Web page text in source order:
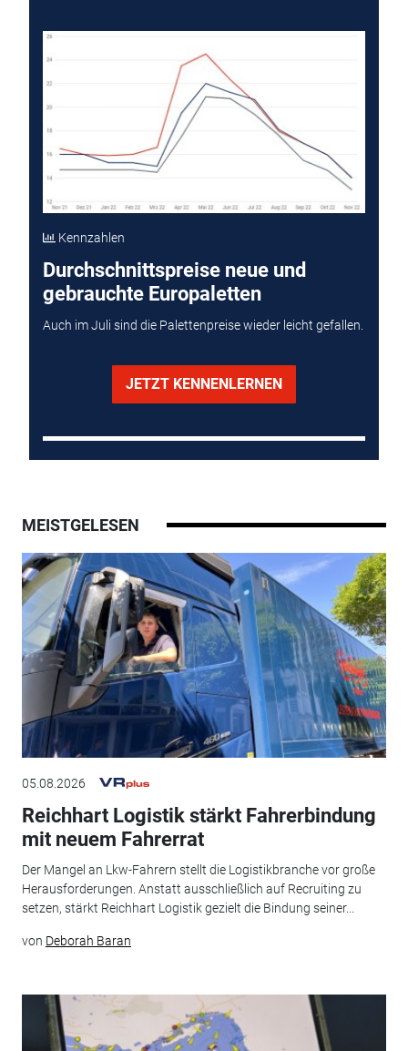
Kennzahlen
Durchschnittspreise neue und
gebrauchte Europaletten
Auch im Juli sind die Palettenpreise wieder leicht gefallen.
JETZT KENNENLERNEN
MEISTGELESEN
05.08.2026
Reichhart Logistik stärkt Fahrerbindung
mit neuem Fahrerrat
Der Mangel an Lkw-Fahrern stellt die Logistikbranche vor große
Herausforderungen. Anstatt ausschließlich auf Recruiting zu
setzen, stärkt Reichhart Logistik gezielt die Bindung seiner...
von Deborah Baran